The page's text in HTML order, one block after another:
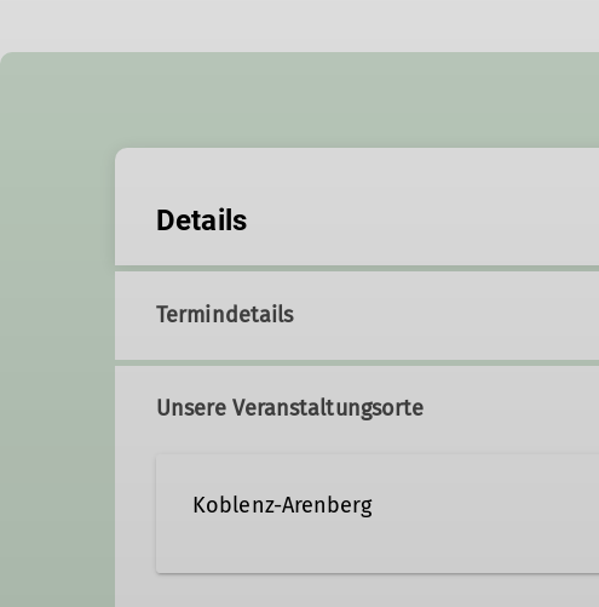
Details
Termindetails
Unsere Veranstaltungsorte
Koblenz-Arenberg